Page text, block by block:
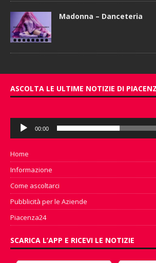
Madonna – Danceteria
ASCOLTA LE ULTIME NOTIZIE DI
Audio
Player
00:00
Home
Informazione
Come ascoltarci
Pubblicità per le Aziende
Piacenza24
SCARICA L’APP E RICEVI LE NOTIZIE